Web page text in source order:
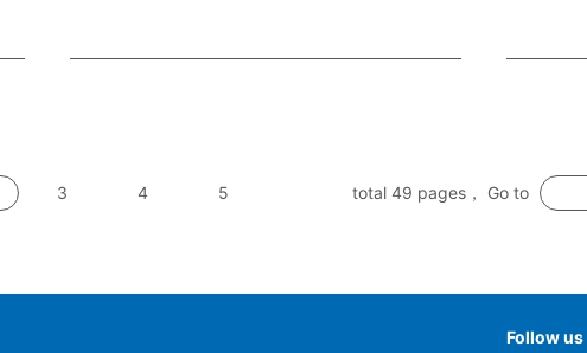
3 4 5 total 49 pages， Go to
Follow us